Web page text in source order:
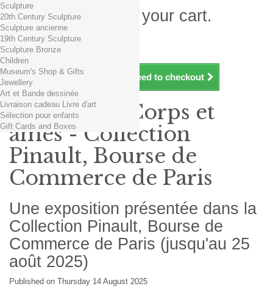
There is 1 item in your cart.
Total products (tax incl.)
Total shipping TTC
Total (tax incl.)
Continue shopping Proceed to checkout
Sculpture
20th Century Sculpture
Sculpture ancienne
19th Century Sculpture
Sculpture Bronze
Children
Museum's Shop & Gifts
Jewellery
Art et Bande dessinée
Livraison cadeau Livre d'art
Sélection pour enfants
Gift Cards and Boxes
Exposition Corps et
âmes - Collection
Pinault, Bourse de
Commerce de Paris
Une exposition présentée dans la
Collection Pinault, Bourse de
Commerce de Paris (jusqu'au 25
août 2025)
Published on Thursday 14 August 2025